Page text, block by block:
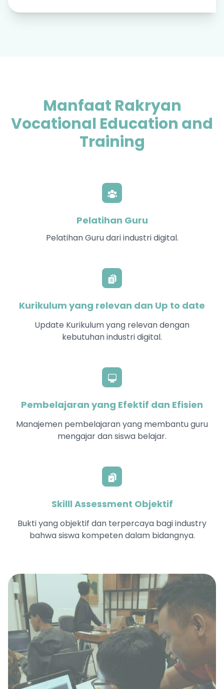
Manfaat Rakryan
Vocational Education and
Training
Pelatihan Guru
Pelatihan Guru dari industri digital.
Kurikulum yang relevan dan Up to date
Update Kurikulum yang relevan dengan
kebutuhan industri digital.
Pembelajaran yang Efektif dan Efisien
Manajemen pembelajaran yang membantu guru
mengajar dan siswa belajar.
Skilll Assessment Objektif
Bukti yang objektif dan terpercaya bagi industry
bahwa siswa kompeten dalam bidangnya.